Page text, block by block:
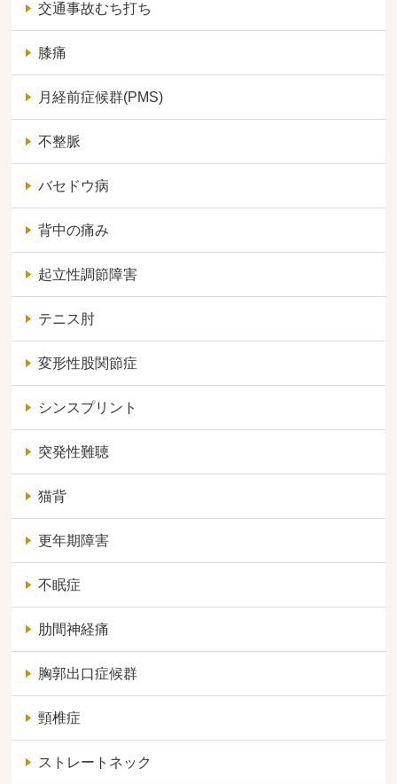
交通事故むち打ち
膝痛
月経前症候群(PMS)
不整脈
バセドウ病
背中の痛み
起立性調節障害
テニス肘
変形性股関節症
シンスプリント
突発性難聴
猫背
更年期障害
不眠症
肋間神経痛
胸郭出口症候群
頸椎症
ストレートネック